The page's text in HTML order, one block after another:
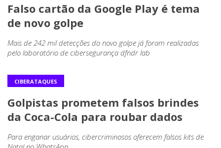
Falso cartão da Google Play é tema
de novo golpe
Mais de 242 mil detecções do novo golpe já foram realizadas
pelo laboratório de cibersegurança dfndr lab
CIBERATAQUES
Golpistas prometem falsos brindes
da Coca-Cola para roubar dados
Para enganar usuários, cibercriminosos oferecem falsos kits de